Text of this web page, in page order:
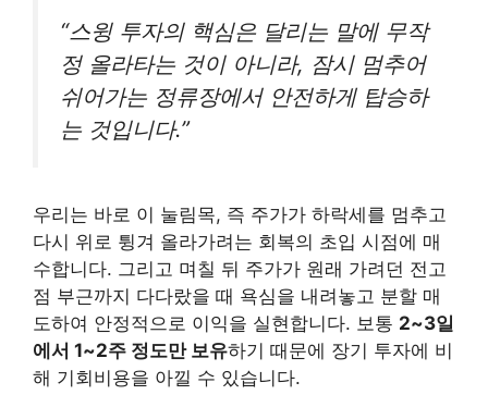
“스윙 투자의 핵심은 달리는 말에 무작
정 올라타는 것이 아니라, 잠시 멈추어
쉬어가는 정류장에서 안전하게 탑승하
는 것입니다.”
우리는 바로 이 눌림목, 즉 주가가 하락세를 멈추고
다시 위로 튕겨 올라가려는 회복의 초입 시점에 매
수합니다. 그리고 며칠 뒤 주가가 원래 가려던 전고
점 부근까지 다다랐을 때 욕심을 내려놓고 분할 매
도하여 안정적으로 이익을 실현합니다. 보통 2~3일
에서 1~2주 정도만 보유하기 때문에 장기 투자에 비
해 기회비용을 아낄 수 있습니다.